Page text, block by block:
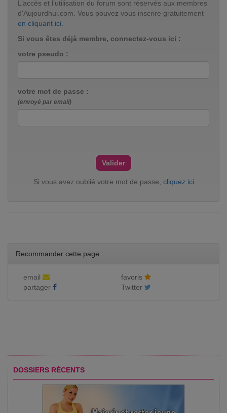
L’accès et l’utilisation du forum sont réservés aux membres
d'Aujourdhui.com. Vous pouvez vous inscrire gratuitement
en cliquant ici.
Si vous êtes déjà membre, connectez-vous ici :
votre pseudo :
votre mot de passe :
(envoyé par email)
Si vous avez oublié votre mot de passe, cliquez ici
Recommander cette page :
email
favoris
partager
Twitter
DOSSIERS RÉCENTS